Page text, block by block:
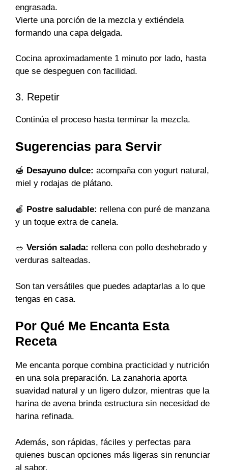
engrasada.
Vierte una porción de la mezcla y extiéndela
formando una capa delgada.
Cocina aproximadamente 1 minuto por lado, hasta
que se despeguen con facilidad.
3. Repetir
Continúa el proceso hasta terminar la mezcla.
Sugerencias para Servir
🍯 Desayuno dulce: acompaña con yogurt natural,
miel y rodajas de plátano.
🍎 Postre saludable: rellena con puré de manzana
y un toque extra de canela.
🥗 Versión salada: rellena con pollo deshebrado y
verduras salteadas.
Son tan versátiles que puedes adaptarlas a lo que
tengas en casa.
Por Qué Me Encanta Esta
Receta
Me encanta porque combina practicidad y nutrición
en una sola preparación. La zanahoria aporta
suavidad natural y un ligero dulzor, mientras que la
harina de avena brinda estructura sin necesidad de
harina refinada.
Además, son rápidas, fáciles y perfectas para
quienes buscan opciones más ligeras sin renunciar
al sabor.